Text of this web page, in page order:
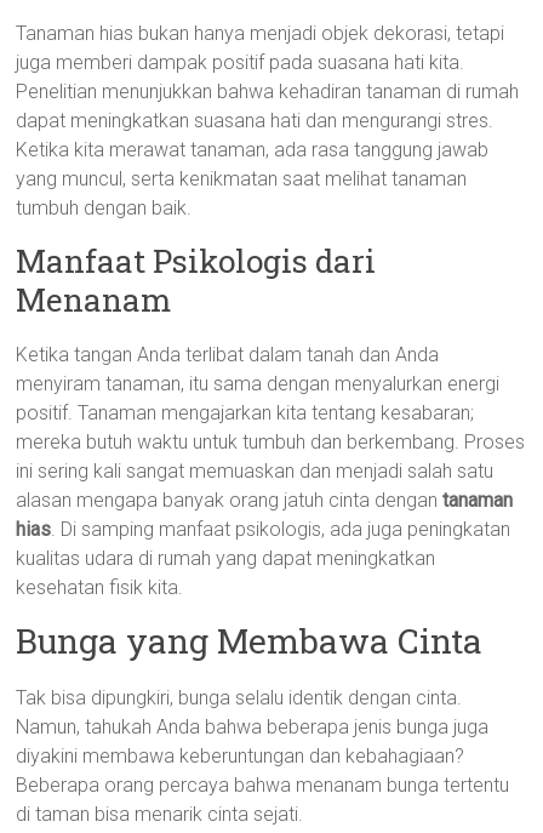
Tanaman hias bukan hanya menjadi objek dekorasi, tetapi
juga memberi dampak positif pada suasana hati kita.
Penelitian menunjukkan bahwa kehadiran tanaman di rumah
dapat meningkatkan suasana hati dan mengurangi stres.
Ketika kita merawat tanaman, ada rasa tanggung jawab
yang muncul, serta kenikmatan saat melihat tanaman
tumbuh dengan baik.
Manfaat Psikologis dari
Menanam
Ketika tangan Anda terlibat dalam tanah dan Anda
menyiram tanaman, itu sama dengan menyalurkan energi
positif. Tanaman mengajarkan kita tentang kesabaran;
mereka butuh waktu untuk tumbuh dan berkembang. Proses
ini sering kali sangat memuaskan dan menjadi salah satu
alasan mengapa banyak orang jatuh cinta dengantanaman
hias. Di samping manfaat psikologis, ada juga peningkatan
kualitas udara di rumah yang dapat meningkatkan
kesehatan fisik kita.
Bunga yang Membawa Cinta
Tak bisa dipungkiri, bunga selalu identik dengan cinta.
Namun, tahukah Anda bahwa beberapa jenis bunga juga
diyakini membawa keberuntungan dan kebahagiaan?
Beberapa orang percaya bahwa menanam bunga tertentu
di taman bisa menarik cinta sejati.